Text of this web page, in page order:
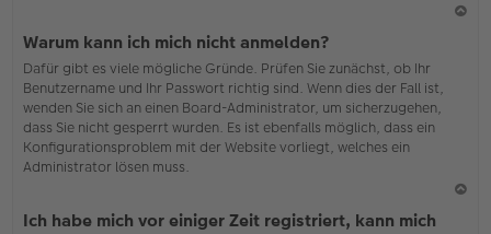
Warum kann ich mich nicht anmelden?
Dafür gibt es viele mögliche Gründe. Prüfen Sie zunächst, ob Ihr
Benutzername und Ihr Passwort richtig sind. Wenn dies der Fall ist,
wenden Sie sich an einen Board-Administrator, um sicherzugehen,
dass Sie nicht gesperrt wurden. Es ist ebenfalls möglich, dass ein
Konfigurationsproblem mit der Website vorliegt, welches ein
Administrator lösen muss.
Ich habe mich vor einiger Zeit registriert, kann mich